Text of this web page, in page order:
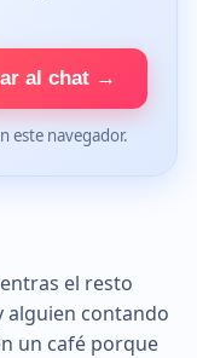
al chat →
este navegador.
el resto
alguien contando
un café porque